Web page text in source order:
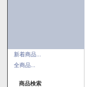
新着商品...
全商品...
商品検索